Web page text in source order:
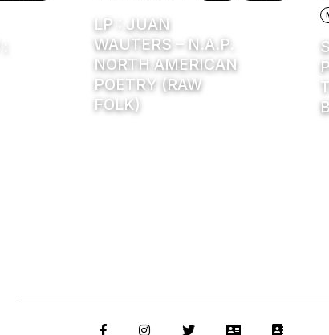
LP : JUAN
WAUTERS – N.A.P.
NORTH AMERICAN
POETRY (RAW
FOLK)